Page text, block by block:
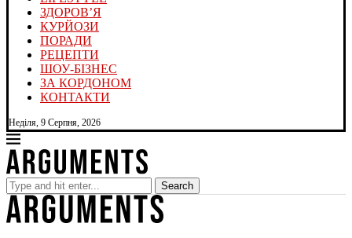
ЗДОРОВ’Я
КУРЙОЗИ
ПОРАДИ
РЕЦЕПТИ
ШОУ-БІЗНЕС
ЗА КОРДОНОМ
КОНТАКТИ
Неділя, 9 Серпня, 2026
Search